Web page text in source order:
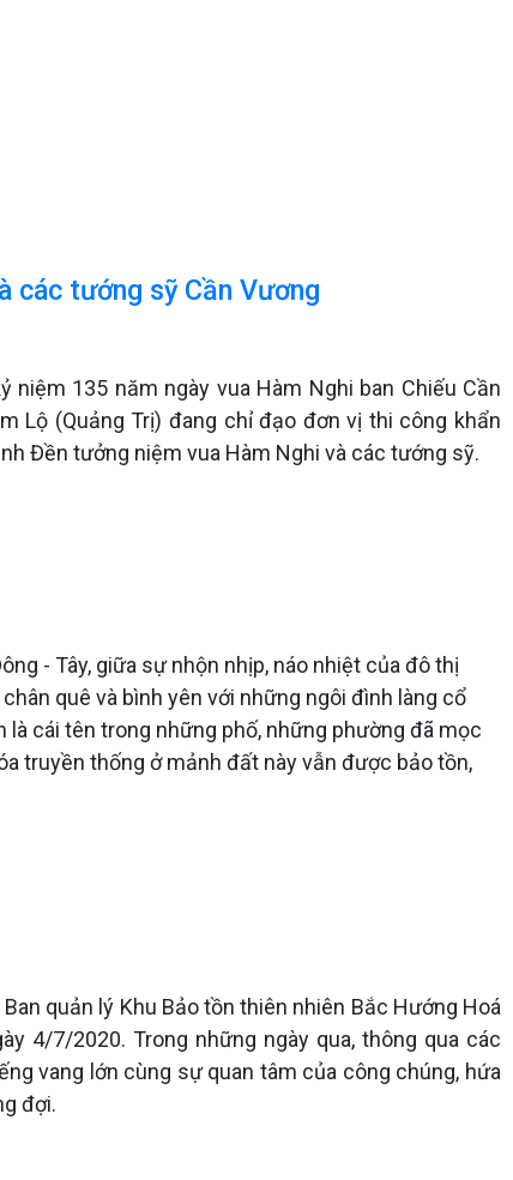
các tướng sỹ Cần Vương
135 năm ngày vua Hàm Nghi ban Chiếu Cần
Lộ (Quảng Trị) đang chỉ đạo đơn vị thi công khẩn
Đền tưởng niệm vua Hàm Nghi và các tướng sỹ.
- Tây, giữa sự nhộn nhịp, náo nhiệt của đô thị
quê và bình yên với những ngôi đình làng cổ
là cái tên trong những phố, những phường đã mọc
truyền thống ở mảnh đất này vẫn được bảo tồn,
quản lý Khu Bảo tồn thiên nhiên Bắc Hướng Hoá
4/7/2020. Trong những ngày qua, thông qua các
vang lớn cùng sự quan tâm của công chúng, hứa
đợi.